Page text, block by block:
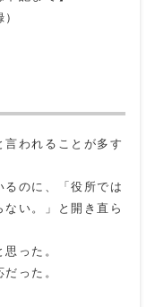
われることが多す
のに、「役所では
い。」と開き直ら
った。
った。